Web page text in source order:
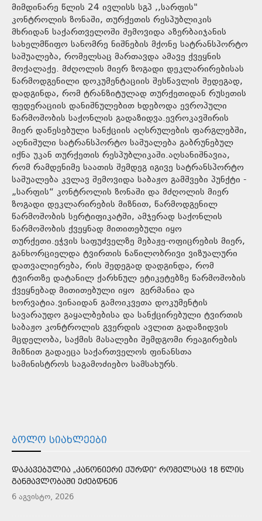
მიმდინარე წლის 24 ივლისს სგპ ,,სარფის"
კონტროლის ზონაში, თურქეთის რესპუბლიკის
მხრიდან საქართველოში შემოვიდა აზერბაიჯანის
სახელმწიფო სანომრე ნიშნების მქონე სატრანსპორტო
საშუალება, რომელსაც მართავდა ამავე ქვეყნის
მოქალაქე. მძღოლის მიერ ზოგადი დეკლარირებისას
წარმოდგენილი დოკუმენტაციის შესწავლის შედეგად,
დადგინდა, რომ ტრანზიტულად თურქეთიდან რუსეთის
ფედერაციის დანიშნულებით ხდებოდა ევროპული
წარმოშობის საქონლის გადაზიდვა.ევროკავშირის
მიერ დაწესებული სანქციის აღსრულების ფარგლებში,
აღნიშული სატრანსპორტო საშუალება გაბრუნებულ
იქნა უკან თურქეთის რესპუბლიკაში.აღსანიშნავია,
რომ რამდენიმე საათის შემდეგ იგივე სატრანსპორტო
საშუალება კვლავ შემოვიდა საბაჟო გამშვები პუნქტი -
„სარფის“ კონტროლის ზონაში და მძღოლის მიერ
ზოგადი დეკლარირების მიზნით, წარმოდგენილ
წარმოშობის სერტიფიკატში, ამჯერად საქონლის
წარმოშობის ქვეყნად მითითებული იყო
თურქეთი.ეჭვის საფუძველზე მებაჟე-ოფიცრების მიერ,
განხორციელდა ტვირთის ნაწილობრივი ვიზუალური
დათვალიერება, რის შედეგად დადგინდა, რომ
ტვირთზე დატანილ ქარხნულ ეტიკეტებზე წარმოშობის
ქვეყნებად მითითებული იყო გერმანია და
ხორვატია.ვინაიდან გამოიკვეთა დოკუმენტის
სავარაუდო გაყალბებისა და სანქცირებული ტვირთის
საბაჟო კონტროლის გვერდის ავლით გადაზიდვის
მცდელობა, საქმის მასალები შემდგომი რეაგირების
მიზნით გადაეცა საქართველოს ფინანსთა
სამინისტროს საგამოძიებო სამსახურს.
ᲑᲝᲚᲝ ᲡᲘᲐᲮᲚᲔᲔᲑᲘ
ᲓᲐᲙᲐᲕᲔᲑᲣᲚᲘᲐ „ᲙᲐᲜᲝᲜᲘᲔᲠᲘ ᲥᲣᲠᲓᲘ“ ᲠᲝᲛᲔᲚᲡᲐᲪ 18 ᲬᲚᲘᲡ
ᲒᲐᲜᲛᲐᲕᲚᲝᲑᲐᲨᲘ ᲔᲫᲔᲑᲓᲜᲔᲜ
6 აგვისტო, 2026